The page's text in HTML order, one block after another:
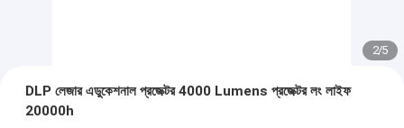
2/5
DLP লেজার এডুকেশনাল প্রজেক্টর 4000 Lumens প্রজেক্টর লং লাইফ
20000h